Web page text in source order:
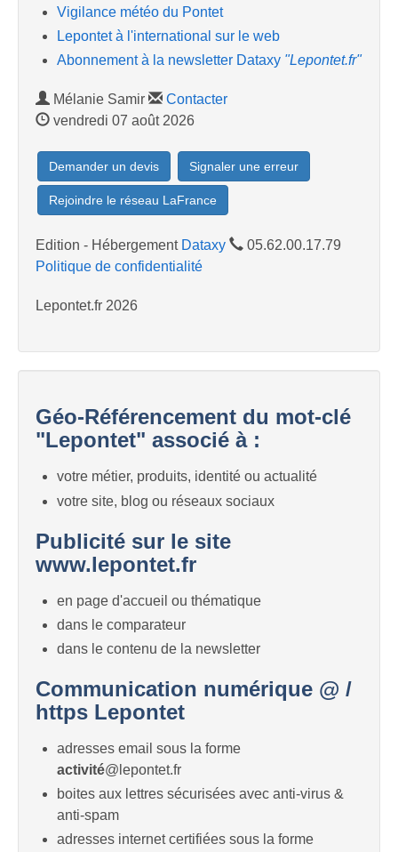
Vigilance météo du Pontet
Lepontet à l'international sur le web
Abonnement à la newsletter Dataxy "Lepontet.fr"
Mélanie Samir
Contacter
vendredi 07 août 2026
Demander un devis Signaler une erreur
Rejoindre le réseau LaFrance
Edition - Hébergement Dataxy
05.62.00.17.79
Politique de confidentialité
Lepontet.fr 2026
Géo-Référencement du mot-clé
"Lepontet" associé à :
votre métier, produits, identité ou actualité
votre site, blog ou réseaux sociaux
Publicité sur le site
www.lepontet.fr
en page d'accueil ou thématique
dans le comparateur
dans le contenu de la newsletter
Communication numérique @ /
https Lepontet
adresses email sous la forme
activité@lepontet.fr
boites aux lettres sécurisées avec anti-virus &
anti-spam
adresses internet certifiées sous la forme